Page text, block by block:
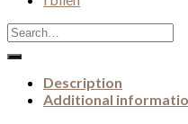
Search
for:
Description
Additional